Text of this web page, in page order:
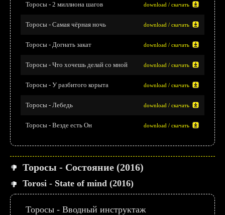
Торосы - 2 миллиона шагов download / скачать
Торосы - Самая чёрная ночь download / скачать
Торосы - Догнать закат download / скачать
Торосы - Что хочешь делай со мной download / скачать
Торосы - У разбитого корыта download / скачать
Торосы - Лебедь download / скачать
Торосы - Везде есть Он download / скачать
Торосы - Состояние (2016)
Torosi - State of mind (2016)
Торосы - Вводный инструктаж